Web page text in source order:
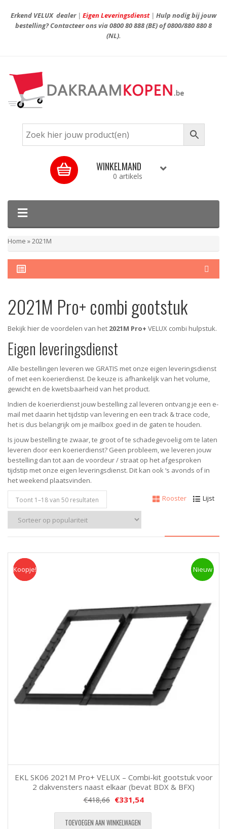
Erkend VELUX dealer| Eigen Leveringsdienst| Hulp nodig bij jouw
bestelling? Contacteer ons via0800 80 888(BE) of0800/880 880 8
(NL).
WINKELMAND
0 artikels
Home »2021M
2021M Pro+ combi gootstuk
Bekijk hier de voordelen van het 2021M Pro+ VELUX combi hulpstuk.
Eigen leveringsdienst
Alle bestellingen leveren we GRATIS met onze eigen leveringsdienst
of met een koerierdienst. De keuze is afhankelijk van het volume,
gewicht en de kwetsbaarheid van het product.
Indien de koerierdienst jouw bestelling zal leveren ontvang je een e-
mail met daarin het tijdstip van levering en een track & trace code,
het is dus belangrijk om je mailbox goed in de gaten te houden.
Is jouw bestelling te zwaar, te groot of te schadegevoelig om te laten
leveren door een koerierdienst? Geen probleem, we leveren jouw
bestelling dan tot aan de voordeur / straat op het afgesproken
tijdstip met onze eigen leveringsdienst. Dit kan ook ‘s avonds of in
het weekend plaatsvinden.
Rooster
Lijst
Toont 1–18van 50 resultaten
Koopje Nieuw
Koopje!
EKL SK06 2021M Pro+ VELUX – Combi-kit gootstuk voor
2 dakvensters naast elkaar (bevat BDX & BFX)
€418,66 €331,54
TOEVOEGEN AAN WINKELWAGEN